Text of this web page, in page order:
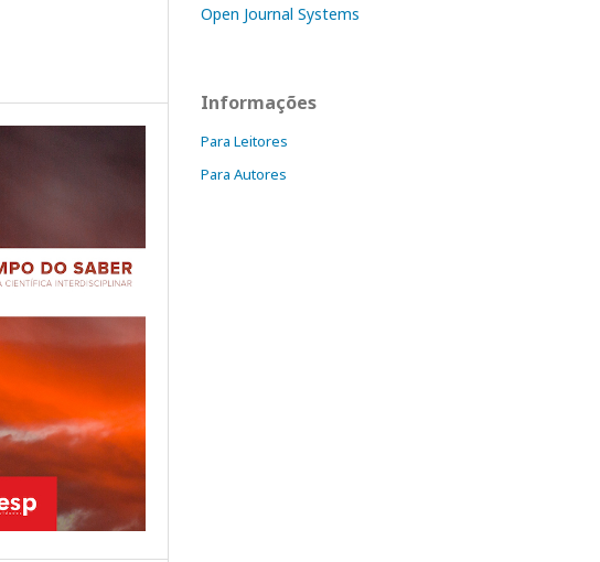
Open Journal Systems
Informações
Para Leitores
Para Autores